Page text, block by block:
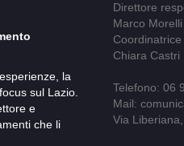
la
sul Lazio.
e
che li
Direttore
Marco Morelli
Chiara Castri
Telefono: 06
Mail:
Via